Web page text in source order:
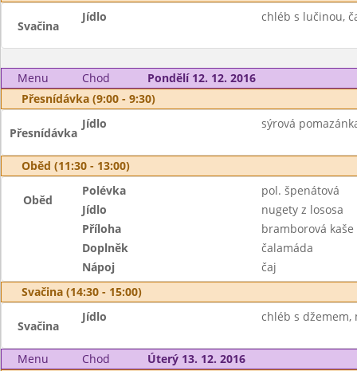
Svačina
Jídlo chléb s lučinou,
Menu Chod
Pondělí 12. 12. 2016
Přesnídávka (9:00 - 9:30)
Přesnídávka
Jídlo sýrová
Oběd (11:30 - 13:00)
Oběd
Polévka
pol. špenátová
Jídlo
nugety z lososa
Příloha
bramborová kaše
Doplněk
čalamáda
Nápoj
čaj
Svačina (14:30 - 15:00)
Svačina
Jídlo chléb s džemem,
Menu Chod
Úterý 13. 12. 2016